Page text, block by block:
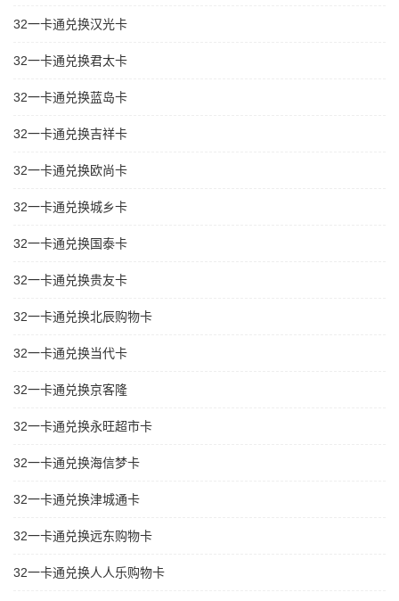
32一卡通兑换汉光卡
32一卡通兑换君太卡
32一卡通兑换蓝岛卡
32一卡通兑换吉祥卡
32一卡通兑换欧尚卡
32一卡通兑换城乡卡
32一卡通兑换国泰卡
32一卡通兑换贵友卡
32一卡通兑换北辰购物卡
32一卡通兑换当代卡
32一卡通兑换京客隆
32一卡通兑换永旺超市卡
32一卡通兑换海信梦卡
32一卡通兑换津城通卡
32一卡通兑换远东购物卡
32一卡通兑换人人乐购物卡